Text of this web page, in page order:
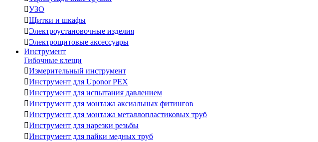
УЗО
Щитки и шкафы
Электроустановочные изделия
Электрощитовые аксессуары
Инструмент
Гибочные клещи
Измерительный инструмент
Инструмент для Uponor PEX
Инструмент для испытания давлением
Инструмент для монтажа аксиальных фитингов
Инструмент для монтажа металлопластиковых труб
Инструмент для нарезки резьбы
Инструмент для пайки медных труб